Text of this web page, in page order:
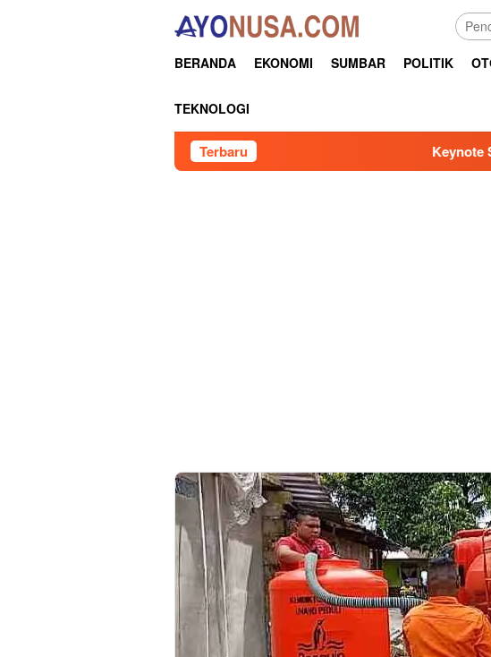
BERANDA EKONOMI SUMBAR POLITIK
TEKNOLOGI
Terbaru Keynote Speech :